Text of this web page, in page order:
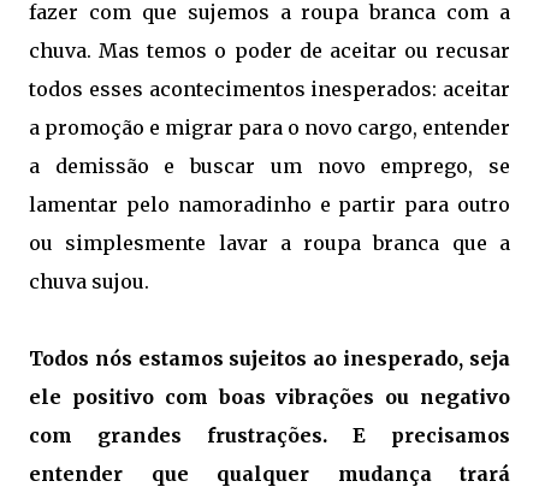
fazer com que sujemos a roupa branca com a
chuva. Mas temos o poder de aceitar ou recusar
todos esses acontecimentos inesperados: aceitar
a promoção e migrar para o novo cargo, entender
a demissão e buscar um novo emprego, se
lamentar pelo namoradinho e partir para outro
ou simplesmente lavar a roupa branca que a
chuva sujou.
Todos nós estamos sujeitos ao inesperado, seja
ele positivo com boas vibrações ou negativo
com grandes frustrações.
E precisamos
entender que qualquer mudança trará